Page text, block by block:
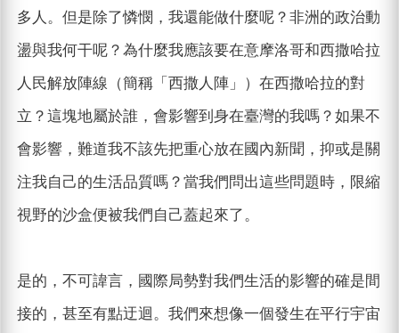
多人。但是除了憐憫，我還能做什麼呢？非洲的政治動
盪與我何干呢？為什麼我應該要在意摩洛哥和西撒哈拉
人民解放陣線（簡稱「西撒人陣」）在西撒哈拉的對
立？這塊地屬於誰，會影響到身在臺灣的我嗎？如果不
會影響，難道我不該先把重心放在國內新聞，抑或是關
注我自己的生活品質嗎？當我們問出這些問題時，限縮
視野的沙盒便被我們自己蓋起來了。
是的，不可諱言，國際局勢對我們生活的影響的確是間
接的，甚至有點迂迴。我們來想像一個發生在平行宇宙